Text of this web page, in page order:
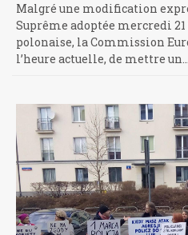
Malgré une modification
Suprême adoptée mercredi
polonaise, la Commission
l’heure actuelle, de mettre un…